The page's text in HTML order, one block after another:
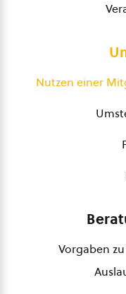
Nutzen einer
Vorgaben